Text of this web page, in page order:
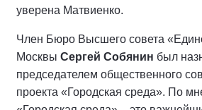
уверена Матвиенко.
Член Бюро Высшего совета
Москвы Сергей Собянин был
председателем общественного
проекта «Городская среда». По